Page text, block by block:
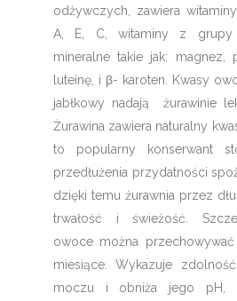
odżywczych, zawiera
A, E, C, witaminy z grupy
mineralne takie jak: magnez,
luteinę, i β- karoten. Kwasy
jabłkowy nadają żurawinie
Żurawina zawiera naturalny
to popularny konserwant
przedłużenia przydatności
dzięki temu żurawnia przez
trwałość i świeżość.
owoce można
miesiące. Wykazuje
moczu i obniża jego pH,